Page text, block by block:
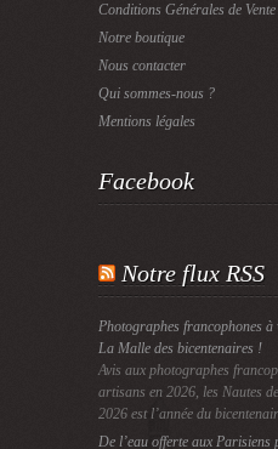
Conditions Générales de Vente
Notre boutique
Nous contacter
Qui sommes-nous ?
Mentions légales
Facebook
Notre flux RSS
Photographes francophones
La Malle des bicentenaires !
Avis aux photographes
artisans en 2026, les Nautes
2026 est l’année du
De l’eau offerte aux